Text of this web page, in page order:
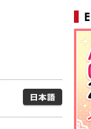
日本語